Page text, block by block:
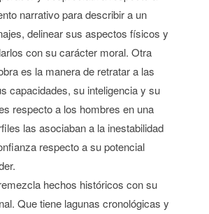
narrativo para describir a un
delinear sus aspectos físicos y
con su carácter moral. Otra
es la manera de retratar a las
capacidades, su inteligencia y su
respecto a los hombres en una
las asociaban a la inestabilidad
respecto a su potencial
hechos históricos con su
Que tiene lagunas cronológicas y